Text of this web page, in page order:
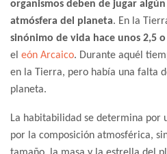
organismos deben de jugar
atmósfera del planeta. En la
sinónimo de vida hace unos 2,5
el eón Arcaico. Durante aquél
en la Tierra, pero había una falta
planeta.
La habitabilidad se determina por
por la composición atmosférica,